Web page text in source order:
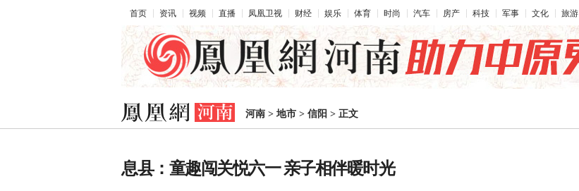
首页 资讯 视频 直播 凤凰卫视 财经 娱乐 体育 时尚 汽车 房产 科技 军事 文化 旅游
河南 > 地市 > 信阳 > 正文
息县：童趣闯关悦六一 亲子相伴暖时光